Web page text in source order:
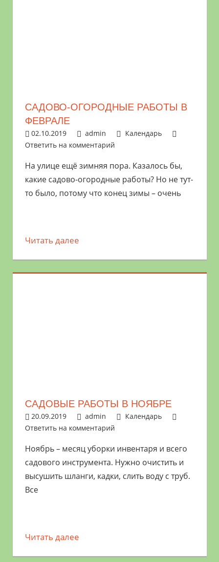
САДОВО-ОГОРОДНЫЕ РАБОТЫ В
ФЕВРАЛЕ
02.10.2019 admin
Календарь
Ответить на комментарий
На улице ещё зимняя пора. Казалось бы,
какие садово-огородные работы? Но не тут-
то было, потому что конец зимы – очень
Читать далее
САДОВЫЕ РАБОТЫ В НОЯБРЕ
20.09.2019 admin
Календарь
Ответить на комментарий
Ноябрь – месяц уборки инвентаря и всего
садового инструмента. Нужно очистить и
высушить шланги, кадки, слить воду с труб.
Все
Читать далее